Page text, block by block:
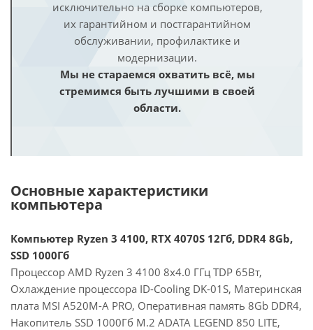
исключительно на сборке компьютеров,
их гарантийном и постгарантийном
обслуживании, профилактике и
модернизации.
Мы не стараемся охватить всё, мы
стремимся быть лучшими в своей
области.
Основные характеристики
компьютера
Компьютер Ryzen 3 4100, RTX 4070S 12Гб, DDR4 8Gb,
SSD 1000Гб
Процессор AMD Ryzen 3 4100 8x4.0 ГГц TDP 65Вт,
Охлаждение процессора ID-Cooling DK-01S, Материнская
плата MSI A520M-A PRO, Оперативная память 8Gb DDR4,
Накопитель SSD 1000Гб M.2 ADATA LEGEND 850 LITE,